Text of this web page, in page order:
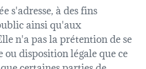
s'adresse, à des fins
ainsi qu'aux
n'a pas la prétention de se
disposition légale que ce